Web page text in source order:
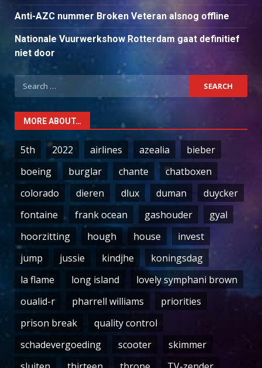
Anti-AZC nummer Broken Veteran alsnog offline
Nationale Vuurwerkshow Rotterdam gaat definitief
niet door
Search
for:
MORE ABOUT…
5th 2022 airlines azealia
bieber
boeing
burglar chante
chatboxen
colorado
dieren dlux duman
duycker
fontaine
frank ocean gashouder
gyal
hoorzitting
hough house
invest
jump
jussie kindjhe
koningsdag
la flame
long island
lovely symphani brown
oualid-r
pharrell williams
priorities
prison break
quality control
schadevergoeding
scooter
skimmer